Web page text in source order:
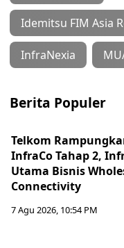
Idemitsu FIM Asia
InfraNexia
Berita Populer
Telkom
InfraCo Tahap 2,
Utama Bisnis
Connectivity
7 Agu 2026, 10:54 PM